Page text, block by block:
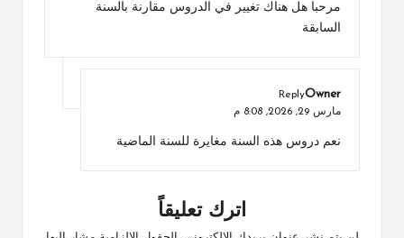
مرحبا هل هناك تغيير في الدروس مقارنة بالسنة
السابقة
Owner
Reply
مارس 29, 2026,
8:08 م
نعم دروس هذه السنة مغايرة للسنة الماضية
اترك تعليقاً